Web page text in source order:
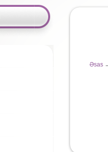
Əsas→